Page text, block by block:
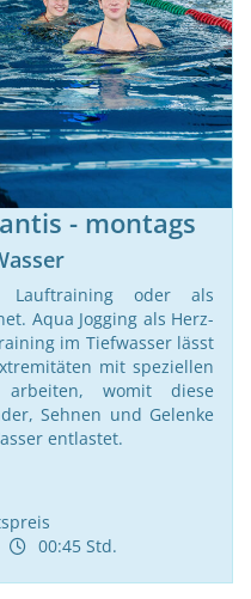
- montags
oder als
Aqua Jogging als Herz-
im Tiefwasser lässt
mit speziellen
arbeiten, womit diese
Sehnen und Gelenke
entlastet.
00:45 Std.